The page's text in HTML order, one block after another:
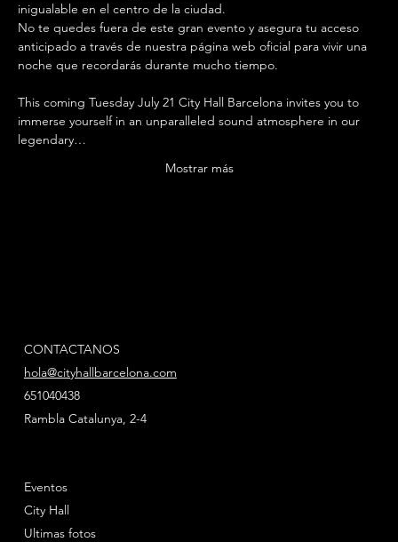
inigualable en el centro de la ciudad.
No te quedes fuera de este gran evento y asegura tu acceso
anticipado a través de nuestra página web oficial para vivir una
noche que recordarás durante mucho tiempo.
This coming Tuesday July 21 City Hall Barcelona invites you to
immerse yourself in an unparalleled sound atmosphere in our
legendary…
Mostrar más
Eventos
City Hall
Ultimas fotos
CONTACTANOS
hola@cityhallbarcelona.com
651040438
Rambla Catalunya, 2-4